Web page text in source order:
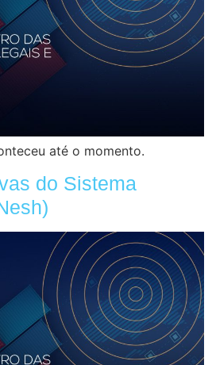
até o momento.
do Sistema